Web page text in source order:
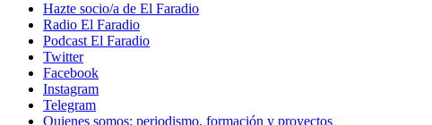
Hazte socio/a de El Faradio
Radio El Faradio
Podcast El Faradio
Twitter
Facebook
Instagram
Telegram
Quienes somos: periodismo, formación y proyectos